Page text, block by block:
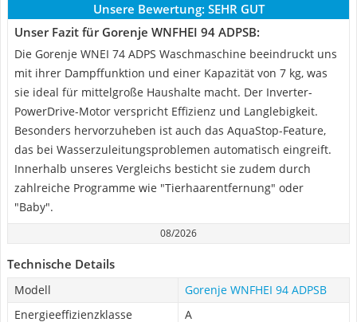
Unsere Bewertung: SEHR GUT
Unser Fazit für Gorenje WNFHEI 94 ADPSB:
Die Gorenje WNEI 74 ADPS Waschmaschine beeindruckt uns
mit ihrer Dampffunktion und einer Kapazität von 7 kg, was
sie ideal für mittelgroße Haushalte macht. Der Inverter-
PowerDrive-Motor verspricht Effizienz und Langlebigkeit.
Besonders hervorzuheben ist auch das AquaStop-Feature,
das bei Wasserzuleitungsproblemen automatisch eingreift.
Innerhalb unseres Vergleichs besticht sie zudem durch
zahlreiche Programme wie "Tierhaarentfernung" oder
"Baby".
08/2026
Technische Details
Modell
Gorenje WNFHEI 94 ADPSB
Energieeffizienzklasse
A